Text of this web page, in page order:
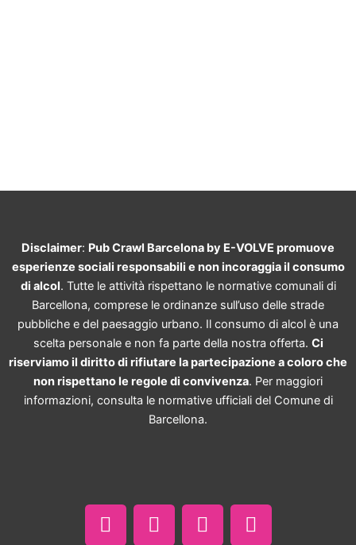
Disclaimer: Pub Crawl Barcelona by E-VOLVE promuove
esperienze sociali responsabili e non incoraggia il consumo
di alcol. Tutte le attività rispettano le normative comunali di
Barcellona, comprese le ordinanze sull’uso delle strade
pubbliche e del paesaggio urbano. Il consumo di alcol è una
scelta personale e non fa parte della nostra offerta. Ci
riserviamo il diritto di rifiutare la partecipazione a coloro che
non rispettano le regole di convivenza. Per maggiori
informazioni, consulta le normative ufficiali del Comune di
Barcellona.
c
e
s
t
k
t
a
t